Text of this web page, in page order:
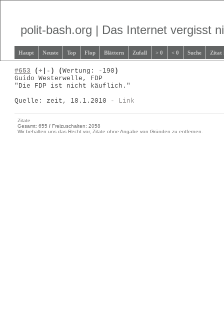
polit-bash.org | Das Internet vergisst
Haupt Neuste Top Flop Blättern Zufall > 0 < 0 Suche Zitat
#653 (+ - ) (Wertung: -190 )
Guido Westerwelle, FDP
"Die FDP ist nicht käuflich."
Quelle: zeit, 18.1.2010 - Link
Zitate
Gesamt: 655/ Freizuschalten: 2058
Wir behalten uns das Recht vor, Zitate ohne Angabe von Gründen zu entfernen.